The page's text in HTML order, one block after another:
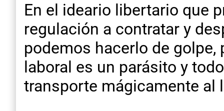
En el ideario libertario que
regulación a contratar y
podemos hacerlo de golpe,
laboral es un parásito y
transporte mágicamente al